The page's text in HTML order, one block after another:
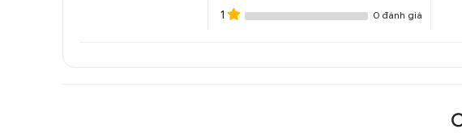
1 0 đánh giá